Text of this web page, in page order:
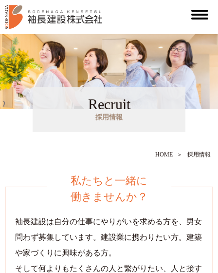
Recruit
採用情報
HOME ＞ 採用情報
私たちと一緒に
働きませんか？
袖長建設は自分の仕事にやりがいを求める方を、男女
問わず募集しています。 建設業に携わりたい方。建築
や家づくりに興味がある方。
そして何よりもたくさんの人と繋がりたい、人と接す